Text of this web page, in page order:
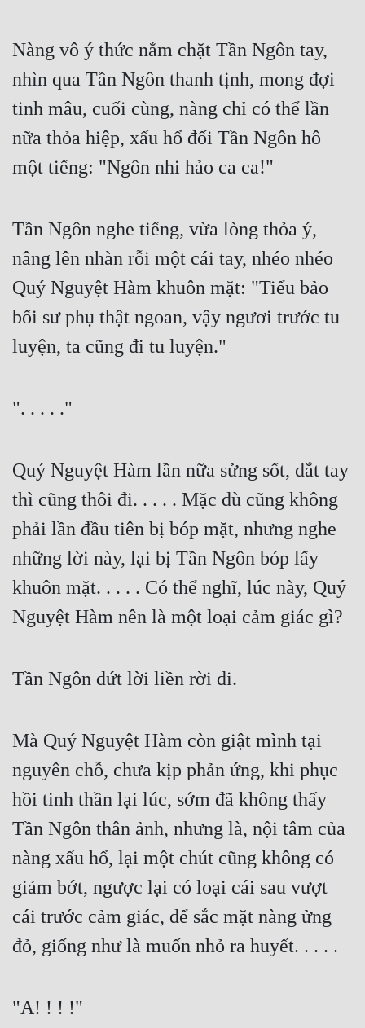
Nàng vô ý thức nắm chặt Tần Ngôn tay,
nhìn qua Tần Ngôn thanh tịnh, mong đợi
tinh mâu, cuối cùng, nàng chỉ có thể lần
nữa thỏa hiệp, xấu hổ đối Tần Ngôn hô
một tiếng: "Ngôn nhi hảo ca ca!"
Tần Ngôn nghe tiếng, vừa lòng thỏa ý,
nâng lên nhàn rỗi một cái tay, nhéo nhéo
Quý Nguyệt Hàm khuôn mặt: "Tiểu bảo
bối sư phụ thật ngoan, vậy ngươi trước tu
luyện, ta cũng đi tu luyện."
". . . . ."
Quý Nguyệt Hàm lần nữa sửng sốt, dắt tay
thì cũng thôi đi. . . . . Mặc dù cũng không
phải lần đầu tiên bị bóp mặt, nhưng nghe
những lời này, lại bị Tần Ngôn bóp lấy
khuôn mặt. . . . . Có thể nghĩ, lúc này, Quý
Nguyệt Hàm nên là một loại cảm giác gì?
Tần Ngôn dứt lời liền rời đi.
Mà Quý Nguyệt Hàm còn giật mình tại
nguyên chỗ, chưa kịp phản ứng, khi phục
hồi tinh thần lại lúc, sớm đã không thấy
Tần Ngôn thân ảnh, nhưng là, nội tâm của
nàng xấu hổ, lại một chút cũng không có
giảm bớt, ngược lại có loại cái sau vượt
cái trước cảm giác, để sắc mặt nàng ửng
đỏ, giống như là muốn nhỏ ra huyết. . . . .
"A! ! ! !"